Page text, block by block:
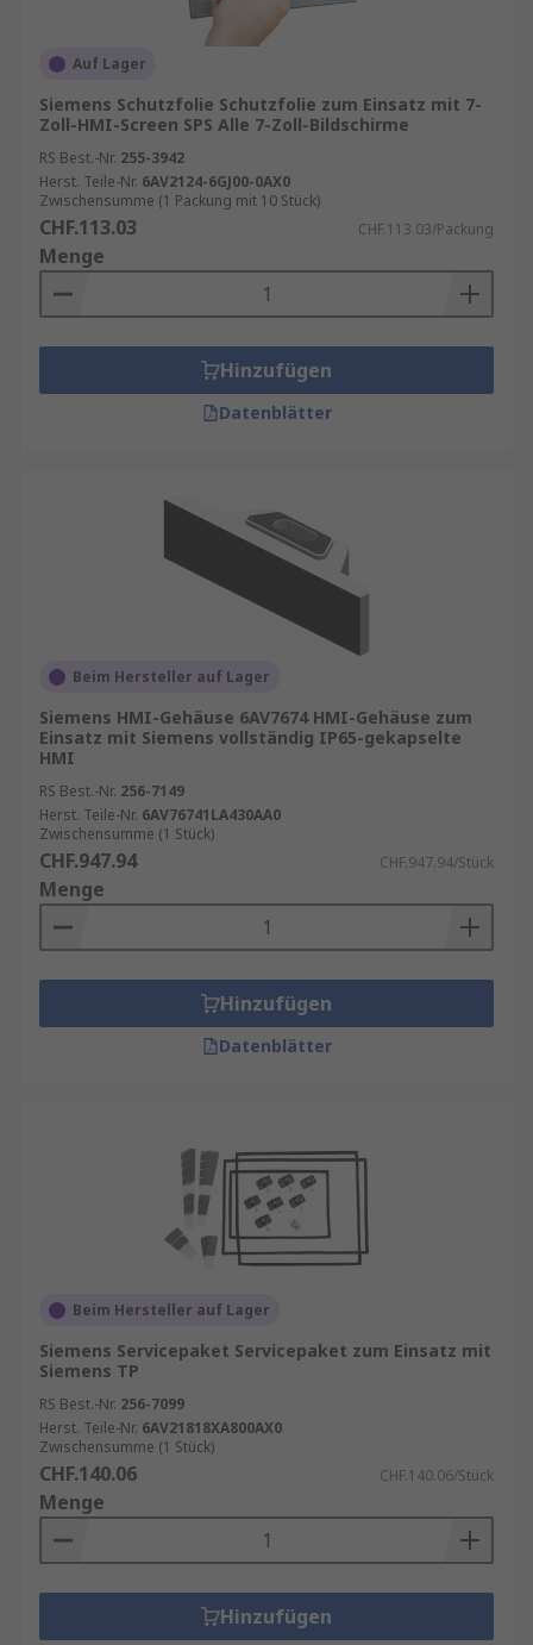
Auf Lager
Siemens Schutzfolie Schutzfolie zum Einsatz mit 7-
Zoll-HMI-Screen SPS Alle 7-Zoll-Bildschirme
RS Best.-Nr. 255-3942
Herst. Teile-Nr. 6AV2124-6GJ00-0AX0
Zwischensumme (1 Packung mit 10 Stück)
CHF.113.03 CHF.113.03/Packung
Menge
Hinzufügen
Datenblätter
Beim Hersteller auf Lager
Siemens HMI-Gehäuse 6AV7674 HMI-Gehäuse zum
Einsatz mit Siemens vollständig IP65-gekapselte
HMI
RS Best.-Nr. 256-7149
Herst. Teile-Nr. 6AV76741LA430AA0
Zwischensumme (1 Stück)
CHF.947.94 CHF.947.94/Stück
Menge
Hinzufügen
Datenblätter
Beim Hersteller auf Lager
Siemens Servicepaket Servicepaket zum Einsatz mit
Siemens TP
RS Best.-Nr. 256-7099
Herst. Teile-Nr. 6AV21818XA800AX0
Zwischensumme (1 Stück)
CHF.140.06 CHF.140.06/Stück
Menge
Hinzufügen